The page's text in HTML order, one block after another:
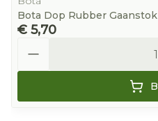
Bota Dop Rubber
€ 5,70